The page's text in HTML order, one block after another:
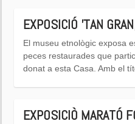
EXPOSICIÓ 'TAN
El museu etnològic exposa
peces restaurades que
donat a esta Casa. Amb el
EXPOSICIÒ MARATÓ